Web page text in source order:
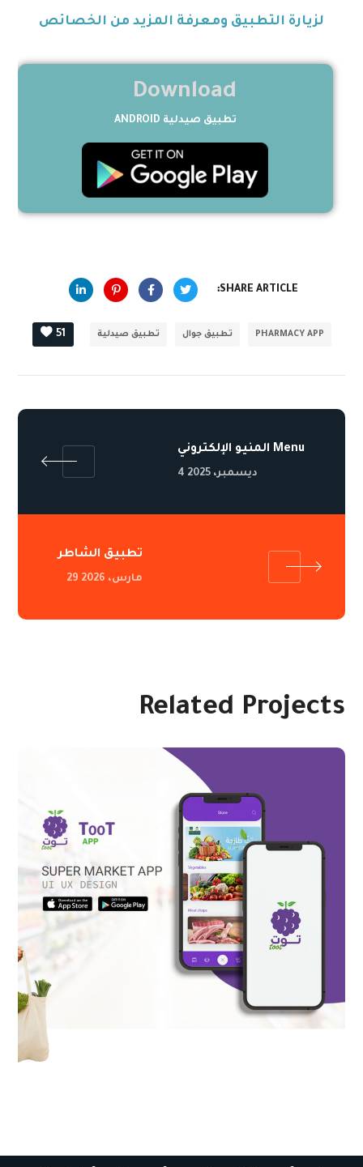
لزيارة التطبيق ومعرفة المزيد من الخصائص
Download
تطبيق صيدلية ANDROID
SHARE ARTICLE:
PHARMACY APP تطبيق جوال تطبيق صيدلية 51
المنيو الإلكتروني Menu
4 ديسمبر، 2025
تطبيق الشاطر
29 مارس، 2026
Related Projects